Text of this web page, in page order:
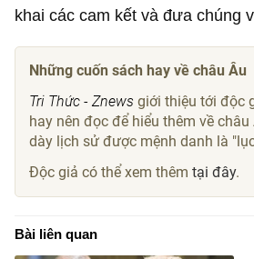
khai các cam kết và đưa chúng
Những cuốn sách hay về châu Âu
Tri Thức - Znews giới thiệu tới độc
hay nên đọc để hiểu thêm về
dày lịch sử được mệnh danh là
Độc giả có thể xem thêmtại đây.
Bài liên quan